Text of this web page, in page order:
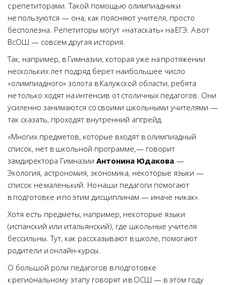
с репетиторами. Такой помощью олимпиадники
не пользуются — она, как поясняют учителя, просто
бесполезна. Репетиторы могут «натаскать» на ЕГЭ. А вот
ВсОШ — совсем другая история.
Так, например, в Гимназии, которая уже на протяжении
нескольких лет подряд берет наибольшее число
«олимпиадного» золота в Калужской области, ребята
не только ходят на интенсив от столичных педагогов. Они
усиленно занимаются со своими школьными учителями —
так сказать, проходят внутренний апгрейд.
«Многих предметов, которые входят в олимпиадный
список, нет в школьной программе, — говорит
замдиректора Гимназии Антонина Юдакова. —
Экология, астрономия, экономика, некоторые языки —
список не маленький. Но наши педагоги помогают
в подготовке и по этим дисциплинам — иначе никак».
Хотя есть предметы, например, некоторые языки
(испанский или итальянский), где школьные учителя
бессильны. Тут, как рассказывают в школе, помогают
родители и онлайн-курсы.
О большой роли педагогов в подготовке
к региональному этапу говорят и в ОСШ — в этом году